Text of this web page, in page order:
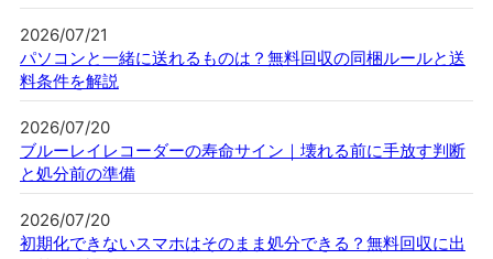
2026/07/21
パソコンと一緒に送れるものは？無料回収の同梱ルールと送
料条件を解説
2026/07/20
ブルーレイレコーダーの寿命サイン｜壊れる前に手放す判断
と処分前の準備
2026/07/20
初期化できないスマホはそのまま処分できる？無料回収に出